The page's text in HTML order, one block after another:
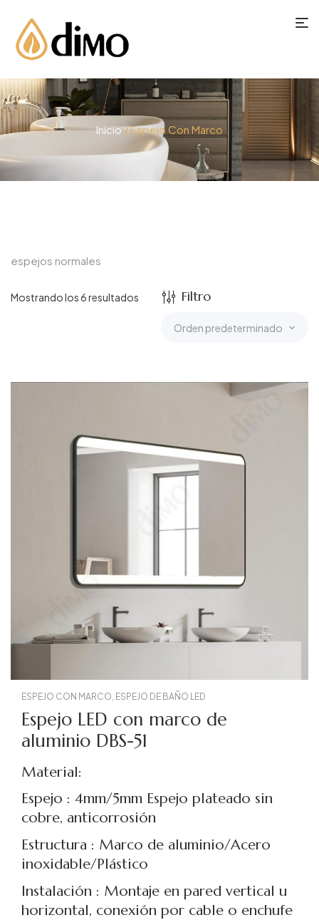
Inicio/ Espejo Con Marco
espejos normales
Mostrando los 6 resultados Filtro
ESPEJO CON MARCO ESPEJO DE BAÑO LED
Espejo LED con marco de
aluminio DBS-51
Material:
Espejo : 4mm/5mm Espejo plateado sin
cobre, anticorrosión
Estructura : Marco de aluminio/Acero
inoxidable/Plástico
Instalación : Montaje en pared vertical u
horizontal, conexión por cable o enchufe